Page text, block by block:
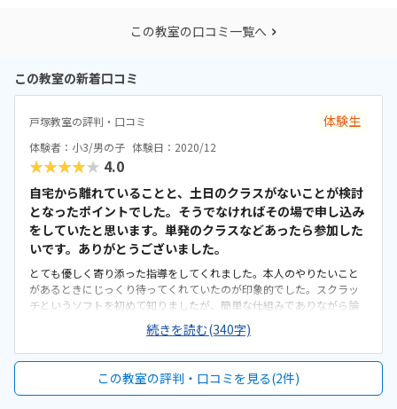
この教室の口コミ一覧へ
この教室の新着口コミ
戸塚教室の評判・口コミ 体験生
体験者：小3/男の子 体験日：2020/12
★★★★★ 4.0
自宅から離れていることと、土日のクラスがないことが検討
となったポイントでした。そうでなければその場で申し込み
をしていたと思います。単発のクラスなどあったら参加した
いです。ありがとうございました。
とても優しく寄り添った指導をしてくれました。本人のやりたいこと
があるときにじっくり待ってくれていたのが印象的でした。スクラッ
チというソフトを初めて知りましたが、簡単な仕組みでありながら論
理的な組み立てが必要でとても勉強になると思いました。自宅からは
バスと電車で通うことになるので、本人のやる気と親のがんばりが必
要だと思います。清潔感があり、よかったです。コロナ対策もされてい
になっていたようです。良心的な価格だと思いました。現在習ってい
る習い事の中でも比較的始めやすい価格だと思います。先生のお人柄
続きを読む(340字)
この教室の評判・口コミを見る(2件)